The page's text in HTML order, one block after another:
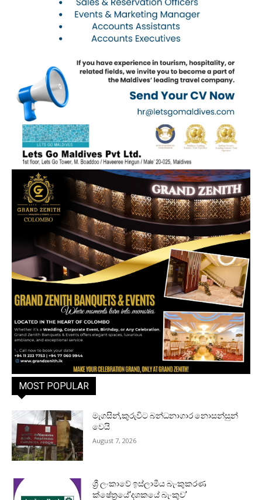
MOST POPULAR
මැගසින්,කුරුවිට බන්ධනාගාර නොසන්සුන්
වෙයි
August 7, 2026
ශ්‍රී ලංකාවේ ඉස්ලාමීය බැංකුකරණ
ක්ෂේත්‍රයේ‘දශකයේ බැංකුව’